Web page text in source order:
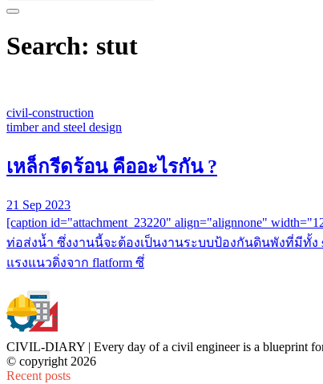
Search: stut
civil-construction
timber and steel design
เหล็กรีดร้อน คืออะไรกัน ?
21 Sep 2023
[caption id="attachment_23220" align="alignnone"
ท่อส่งน้ำ ซึ่งงานนี้จะต้องเป็นงานระบบป้องกันดินพังที่มีทั้ง
แรงแนวดิ่งจาก flatform ซึ่
CIVIL-DIARY | Every day of a civil engineer is a blueprint
© copyright 2026
Recent posts